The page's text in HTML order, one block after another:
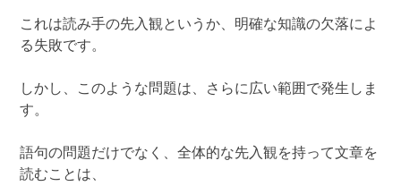
これは読み手の先入観というか、明確な知識の欠落によ
る失敗です。
しかし、このような問題は、さらに広い範囲で発生しま
す。
語句の問題だけでなく、全体的な先入観を持って文章を
読むことは、